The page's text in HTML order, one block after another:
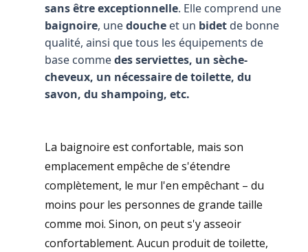
sans être exceptionnelle. Elle comprend une
baignoire, unedoucheet un bidetde bonne
qualité, ainsi que tous les équipements de
base commedes serviettes, un sèche-
cheveux, un nécessaire de toilette, du
savon, du shampoing, etc.
La baignoire est confortable, mais son
emplacement empêche de s'étendre
complètement, le mur l'en empêchant – du
moins pour les personnes de grande taille
comme moi. Sinon, on peut s'y asseoir
confortablement. Aucun produit de toilette,